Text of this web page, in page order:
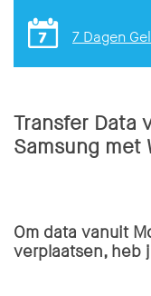
7 Dagen
Transfer Data
Samsung met
Om data vanuit
verplaatsen, heb